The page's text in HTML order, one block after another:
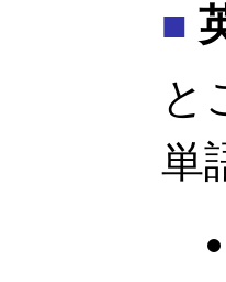
■
と
単